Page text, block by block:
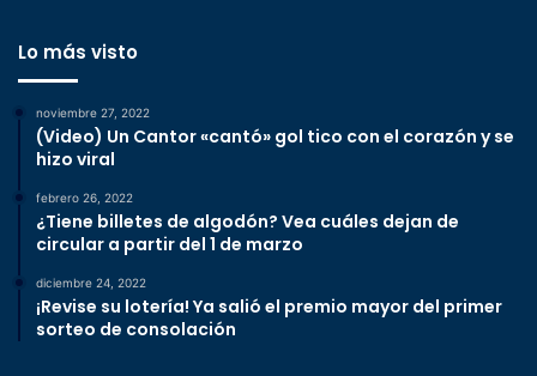
Lo más visto
noviembre 27, 2022
(Video) Un Cantor «cantó» gol tico con el corazón y se
hizo viral
febrero 26, 2022
¿Tiene billetes de algodón? Vea cuáles dejan de
circular a partir del 1 de marzo
diciembre 24, 2022
¡Revise su lotería! Ya salió el premio mayor del primer
sorteo de consolación